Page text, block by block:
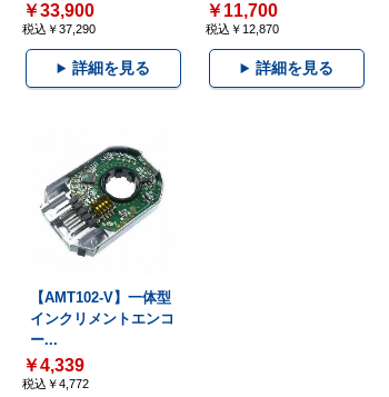
￥33,900
税込￥37,290
詳細を見る
￥11,700
税込￥12,870
詳細を見る
【AMT102-V】一体型
インクリメントエンコ
ー...
￥4,339
税込￥4,772